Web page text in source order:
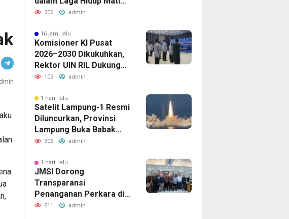
Lawan Singapura
206 admin
16 jam lalu
Komisioner KI Pusat
2026–2030 Dikukuhkan,
Rektor UIN RIL Dukung
Penguatan Tata Kelola
103 admin
1 hari lalu
Satelit Lampung-1 Resmi
Diluncurkan, Provinsi
Lampung Buka Babak
Baru
305 admin
1 hari lalu
JMSI Dorong
Transparansi
Penanganan Perkara di
Kejati Lampung
511 admin